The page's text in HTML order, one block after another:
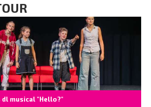
dl musical "Hello?"